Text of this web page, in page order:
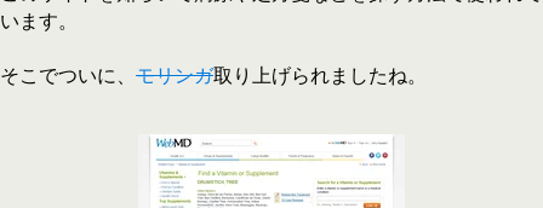
います。
そこでついに、 モリンガ取り上げられましたね。